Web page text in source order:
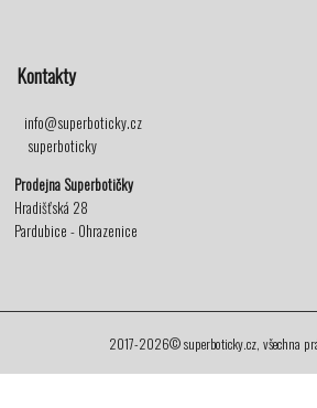
Kontakty
info@superboticky.cz
superboticky
Prodejna Superbotičky
Hradišťská 28
Pardubice - Ohrazenice
2017-2026© superboticky.cz, všechna